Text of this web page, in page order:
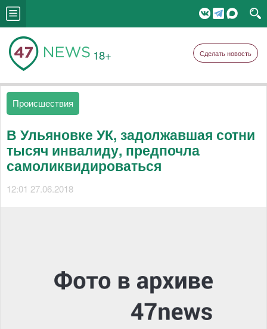
18+ Сделать новость
Происшествия
В Ульяновке УК, задолжавшая сотни
тысяч инвалиду, предпочла
самоликвидироваться
12:01 27.06.2018